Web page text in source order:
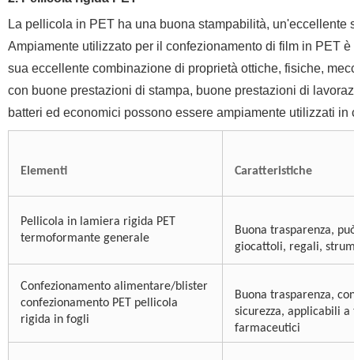
La pellicola in PET ha una buona stampabilità,
Ampiamente utilizzato per il confezionamento di film in PET
sua eccellente combinazione di proprietà ottiche, fisiche,
con buone prestazioni di stampa, buone prestazioni di
batteri ed economici possono essere ampiamente utilizzati in
Elementi Caratteristiche
Pellicola in lamiera rigida PET
termoformante generale
Buona trasparenza,
giocattoli, regali,
Confezionamento alimentare/blister
confezionamento PET pellicola
rigida in fogli
Buona trasparenza,
sicurezza, applicabili
farmaceutici